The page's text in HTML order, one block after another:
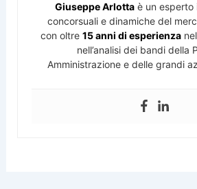
Giuseppe Arlottaè un esperto
concorsuali e dinamiche del
con oltre 15 anni di esperienza
nell’analisi dei bandi della
Amministrazione e delle grandi